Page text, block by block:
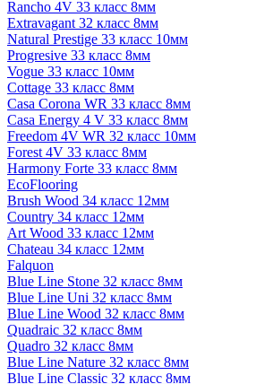
Rancho 4V 33 класс 8мм
Extravagant 32 класс 8мм
Natural Prestige 33 класс 10мм
Progresive 33 класс 8мм
Vogue 33 класс 10мм
Cottage 33 класс 8мм
Casa Corona WR 33 класс 8мм
Casa Energy 4 V 33 класс 8мм
Freedom 4V WR 32 класс 10мм
Forest 4V 33 класс 8мм
Harmony Forte 33 класс 8мм
EcoFlooring
Brush Wood 34 класс 12мм
Country 34 класс 12мм
Art Wood 33 класс 12мм
Chateau 34 класс 12мм
Falquon
Blue Line Stone 32 класс 8мм
Blue Line Uni 32 класс 8мм
Blue Line Wood 32 класс 8мм
Quadraic 32 класс 8мм
Quadro 32 класс 8мм
Blue Line Nature 32 класс 8мм
Blue Line Classic 32 класс 8мм